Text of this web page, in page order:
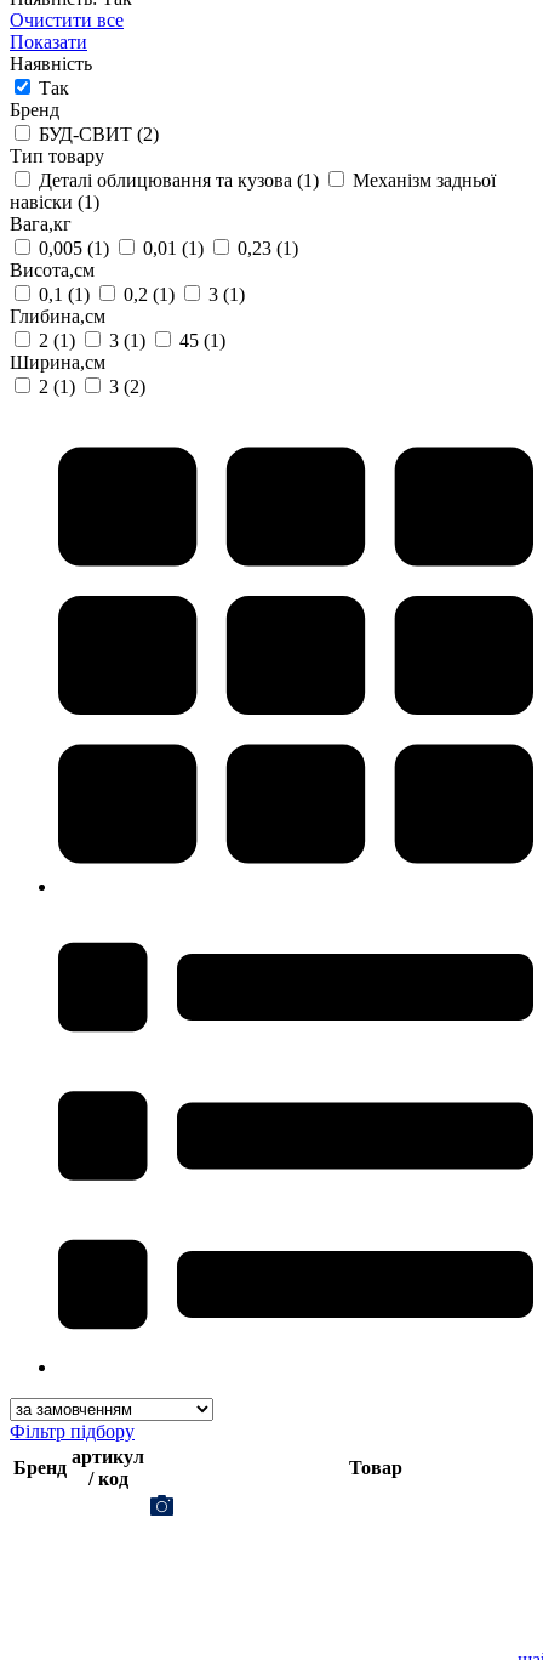
Очистити все
Показати
Наявність
Так
Бренд
БУД-СВИТ (2)
Тип товару
Деталі облицювання та кузова (1)
Механізм задньої
навіски (1)
Вага,кг
0,005 (1) 0,01 (1) 0,23 (1)
Висота,см
0,1 (1) 0,2 (1) 3 (1)
Глибина,см
2 (1) 3 (1) 45 (1)
Ширина,см
2 (1) 3 (2)
Фільтр підбору
Бренд
артикул
/ код
Товар